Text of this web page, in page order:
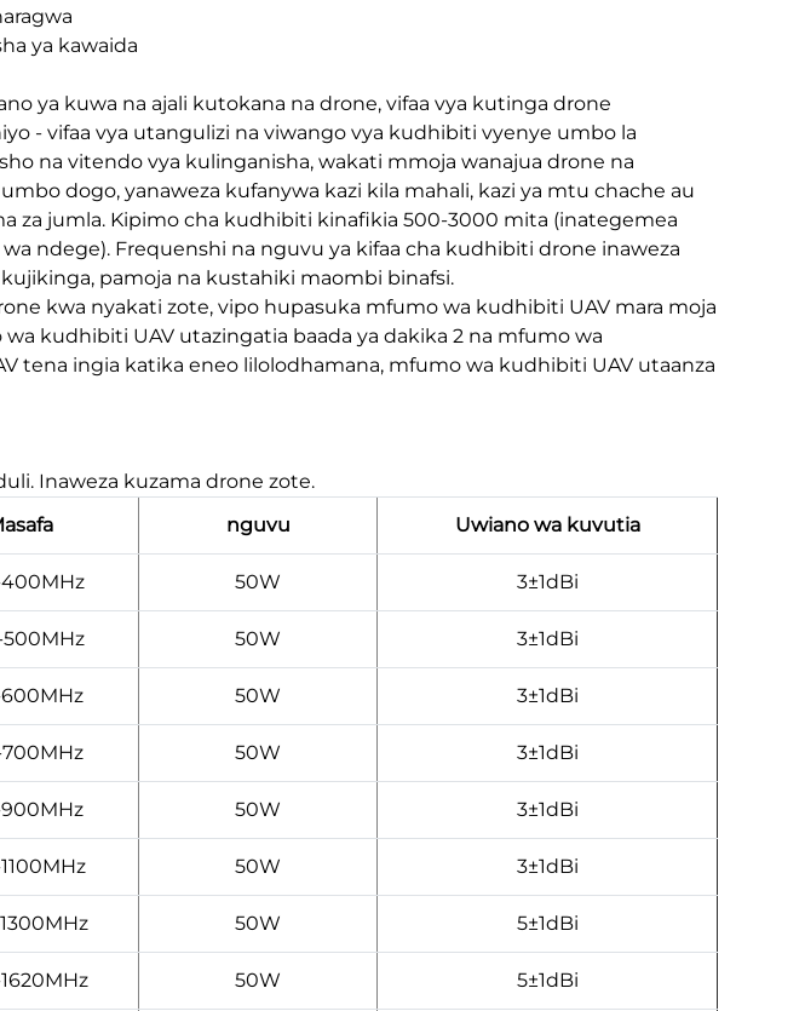
ya kawaida
ya kuwa na ajali kutokana na drone, vifaa vya kutinga drone
- vifaa vya utangulizi na viwango vya kudhibiti vyenye umbo la
na vitendo vya kulinganisha, wakati mmoja wanajua drone na
dogo, yanaweza kufanywa kazi kila mahali, kazi ya mtu chache au
za jumla. Kipimo cha kudhibiti kinafikia 500-3000 mita (inategemea
ndege). Frequenshi na nguvu ya kifaa cha kudhibiti drone inaweza
pamoja na kustahiki maombi binafsi.
kwa nyakati zote, vipo hupasuka mfumo wa kudhibiti UAV mara moja
kudhibiti UAV utazingatia baada ya dakika 2 na mfumo wa
tena ingia katika eneo lilolodhamana, mfumo wa kudhibiti UAV utaanza
Inaweza kuzama drone zote.
nguvu Uwiano wa kuvutia
50W 3±1dBi
50W 3±1dBi
50W 3±1dBi
50W 3±1dBi
50W 3±1dBi
50W 3±1dBi
50W 5±1dBi
50W 5±1dBi